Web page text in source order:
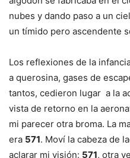
nubes y dando paso a un
un tímido pero ascendente
Los reflexiones de la
a querosina, gases de
tantos, cedieron lugar a la
vista de retorno en la
mi parecer otra broma. La
era 571. Moví la cabeza de
aclarar mi visión: 571, otra